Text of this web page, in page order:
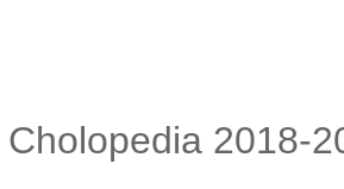
Cholopedia 2018-